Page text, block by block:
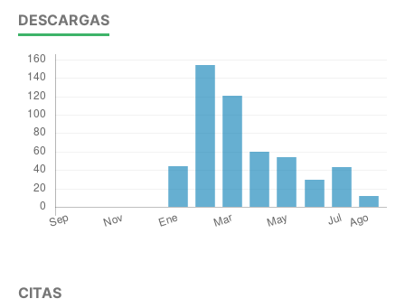
DESCARGAS
CITAS